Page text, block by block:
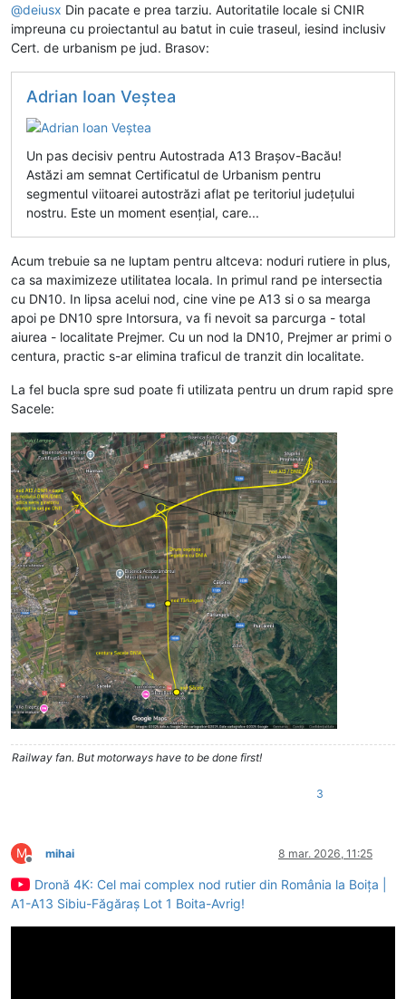
@deiusx Din pacate e prea tarziu. Autoritatile locale si CNIR
impreuna cu proiectantul au batut in cuie traseul, iesind inclusiv
Cert. de urbanism pe jud. Brasov:
Adrian Ioan Veştea
Un pas decisiv pentru Autostrada A13 Brașov-Bacău!
Astăzi am semnat Certificatul de Urbanism pentru
segmentul viitoarei autostrăzi aflat pe teritoriul județului
nostru. Este un moment esențial, care...
Acum trebuie sa ne luptam pentru altceva: noduri rutiere in plus,
ca sa maximizeze utilitatea locala. In primul rand pe intersectia
cu DN10. In lipsa acelui nod, cine vine pe A13 si o sa mearga
apoi pe DN10 spre Intorsura, va fi nevoit sa parcurga - total
aiurea - localitate Prejmer. Cu un nod la DN10, Prejmer ar primi o
centura, practic s-ar elimina traficul de tranzit din localitate.
La fel bucla spre sud poate fi utilizata pentru un drum rapid spre
Sacele:
Railway fan. But motorways have to be done first!
3
M
Deconectat
mihai 8 mar. 2026, 11:25
Dronă 4K: Cel mai complex nod rutier din România la Boița |
A1-A13 Sibiu-Făgăraș Lot 1 Boita-Avrig!